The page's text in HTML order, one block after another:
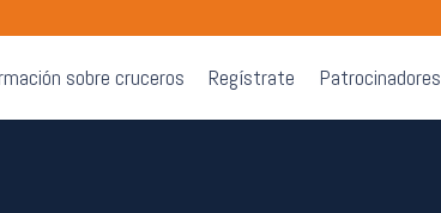
sobre cruceros Regístrate Patrocinadores